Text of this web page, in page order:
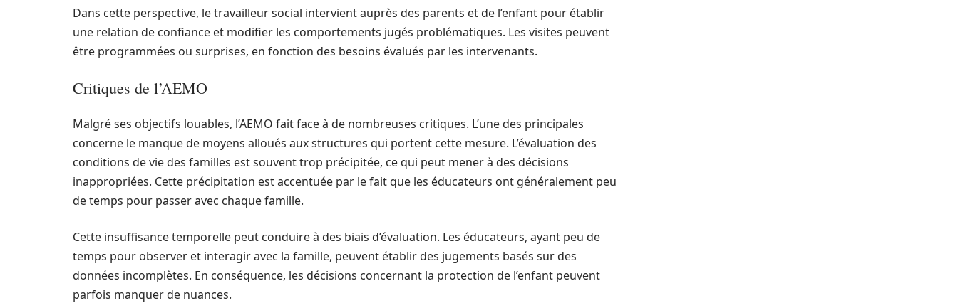
Dans cette perspective, le travailleur social intervient auprès des parents et de l’enfant pour établir
une relation de confiance et modifier les comportements jugés problématiques. Les visites peuvent
être programmées ou surprises, en fonction des besoins évalués par les intervenants.
Critiques de l’AEMO
Malgré ses objectifs louables, l’AEMO fait face à de nombreuses critiques. L’une des principales
concerne le manque de moyens alloués aux structures qui portent cette mesure. L’évaluation des
conditions de vie des familles est souvent trop précipitée, ce qui peut mener à des décisions
inappropriées. Cette précipitation est accentuée par le fait que les éducateurs ont généralement peu
de temps pour passer avec chaque famille.
Cette insuffisance temporelle peut conduire à des biais d’évaluation. Les éducateurs, ayant peu de
temps pour observer et interagir avec la famille, peuvent établir des jugements basés sur des
données incomplètes. En conséquence, les décisions concernant la protection de l’enfant peuvent
parfois manquer de nuances.